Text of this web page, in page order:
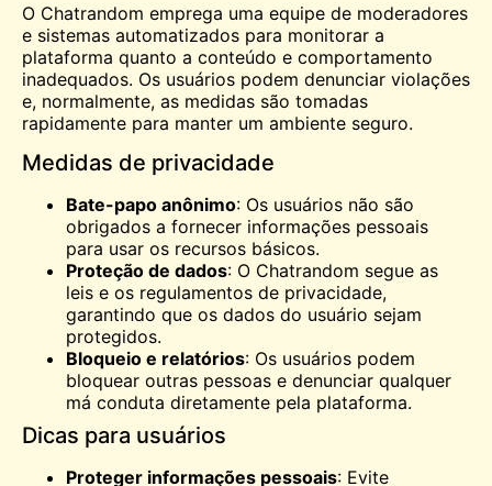
O Chatrandom emprega uma equipe de moderadores
e sistemas automatizados para monitorar a
plataforma quanto a conteúdo e comportamento
inadequados. Os usuários podem denunciar violações
e, normalmente, as medidas são tomadas
rapidamente para manter um ambiente seguro.
Medidas de privacidade
Bate-papo anônimo: Os usuários não são
obrigados a fornecer informações pessoais
para usar os recursos básicos.
Proteção de dados: O Chatrandom segue as
leis e os regulamentos de privacidade,
garantindo que os dados do usuário sejam
protegidos.
Bloqueio e relatórios: Os usuários podem
bloquear outras pessoas e denunciar qualquer
má conduta diretamente pela plataforma.
Dicas para usuários
Proteger informações pessoais: Evite